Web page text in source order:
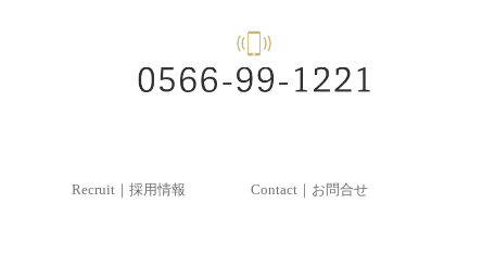
Recruit｜採用情報 Contact｜お問合せ